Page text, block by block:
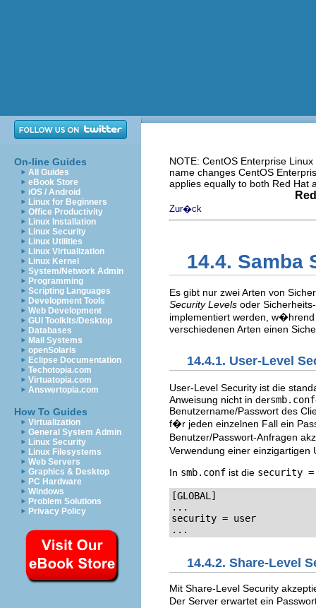
On-line Guides
All Guides
eBook Store
iOS / Android
Linux for Beginners
Office Productivity
Linux Installation
Linux Security
Linux Utilities
Linux Virtualization
Linux Kernel
System/Network Admin
Programming
Scripting Languages
Development Tools
Web Development
GUI Toolkits/Desktop
Databases
Mail Systems
openSolaris
Eclipse Documentation
Techotopia.com
Virtuatopia.com
Answertopia.com
How To Guides
Virtualization
General System Admin
Linux Security
Linux Filesystems
Web Servers
Graphics & Desktop
PC Hardware
Windows
Problem Solutions
Privacy Policy
NOTE: CentOS Enterprise
name changes CentOS
applies equally to both Red Hat
Zur�ck
14.4. Samba
Es gibt nur zwei Arten von
Security Levels oder
implementiert werden,
verschiedenen Arten einen
14.4.1. User-Level
User-Level Security ist die
Anweisung nicht in dersmb.conf
Benutzername/Passwort des
f�r jeden einzelnen Fall ein
Benutzer/Passwort-Anfragen
Verwendung einer
In smb.conf ist die security =
[GLOBAL]
...
security = user
...
14.4.2. Share-Level
Mit Share-Level Security
Der Server erwartet ein